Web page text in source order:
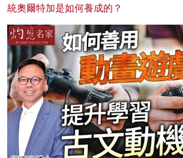
統奧爾特加是如何養成的？